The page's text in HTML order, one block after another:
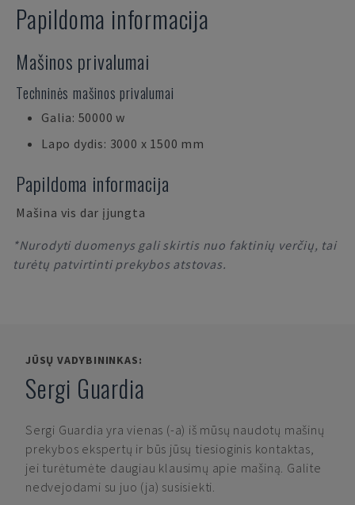
Papildoma informacija
Mašinos privalumai
Techninės mašinos privalumai
Galia: 50000 w
Lapo dydis: 3000 x 1500 mm
Papildoma informacija
Mašina vis dar įjungta
*Nurodyti duomenys gali skirtis nuo faktinių verčių, tai
turėtų patvirtinti prekybos atstovas.
JŪSŲ VADYBININKAS:
Sergi Guardia
Sergi Guardia yra vienas (-a) iš mūsų naudotų mašinų
prekybos ekspertų ir būs jūsų tiesioginis kontaktas,
jei turėtumėte daugiau klausimų apie mašiną. Galite
nedvejodami su juo (ja) susisiekti.